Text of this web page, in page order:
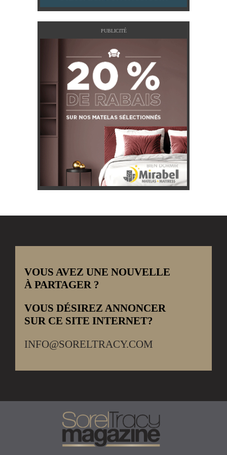
PUBLICITÉ
VOUS AVEZ UNE NOUVELLE
À PARTAGER ?
VOUS DÉSIREZ ANNONCER
SUR CE SITE INTERNET?
INFO@SORELTRACY.COM